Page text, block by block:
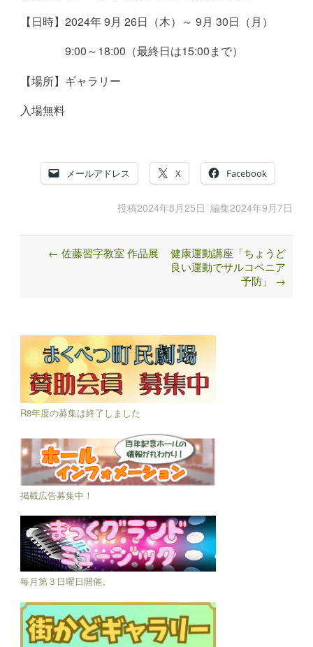
【日時】2024年 9月 26日（木）～ 9月 30日（月）
9:00～18:00（最終日は15:00まで）
【場所】ギャラリー
入場無料
メールアドレス X Facebook
投稿2024年8月25日 編集2024年9月7日
Post
← 佐藤習字教室 作品展
健康運動講座「ちょうど
良い運動でサルコペニア
予防」
→
R8年度の募集は終了しました
掲載広告募集中！
毎月第３日曜日開催。